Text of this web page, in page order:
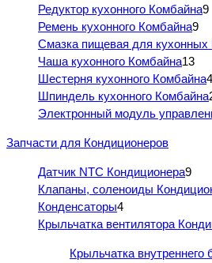
Редуктор кухонного Комбайна9
Ремень кухонного Комбайна9
Смазка пищевая для кухонных
Чаша кухонного Комбайна13
Шестерня кухонного Комбайна4
Шпиндель кухонного Комбайна
Электронный модуль
Запчасти для Кондиционеров
Датчик NTC Кондиционера9
Клапаны, соленоиды
Конденсаторы4
Крыльчатка вентилятора
Крыльчатка внутреннего